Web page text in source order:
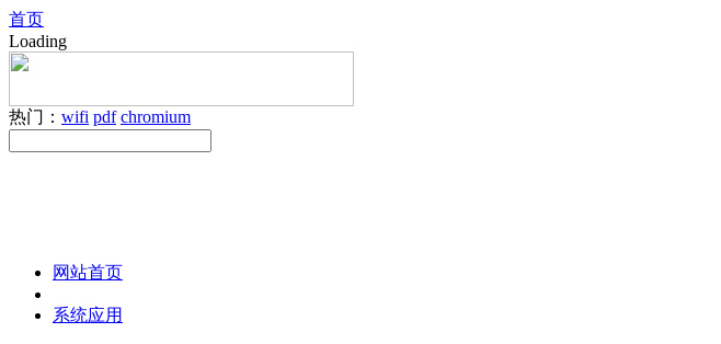
首页
Loading
热门： wifi pdf chromium
网站首页
系统应用